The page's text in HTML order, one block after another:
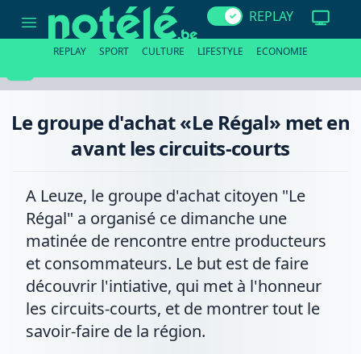
groupe
d'achat
en
circuits-
REPLAY
REPLAY SPORT CULTURE LIFESTYLE ECONOMIE
Le groupe d'achat «Le Régal» met en
avant les circuits-courts
A Leuze, le groupe d'achat citoyen "Le
Régal" a organisé ce dimanche une
matinée de rencontre entre producteurs
et consommateurs. Le but est de faire
découvrir l'intiative, qui met à l'honneur
les circuits-courts, et de montrer tout le
savoir-faire de la région.